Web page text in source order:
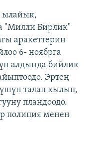
ылайык,
"Милли Бирлик"
аракеттерин
6- ноябрга
алдында бийлик
Эртең
талап кылып,
пландоодо.
полиция менен